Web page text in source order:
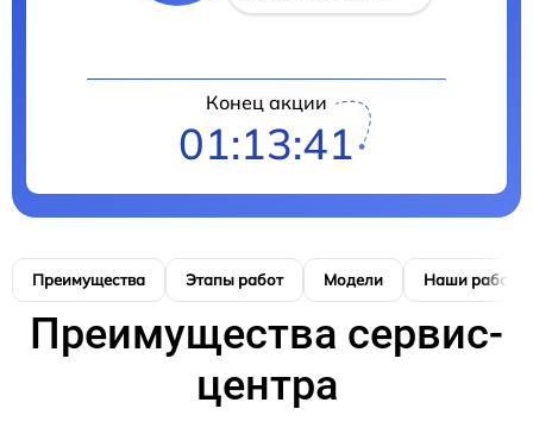
Конец акции
01:13:40
Преимущества Этапы работ Модели Наши работы
Преимущества сервис-
центра